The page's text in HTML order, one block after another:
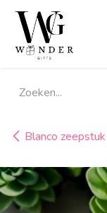
Overslaan naar inhoud
Blanco zeepstuk